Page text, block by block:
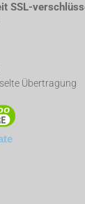
SSL-
Übertragung